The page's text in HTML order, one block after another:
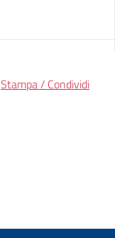
Stampa / Condividi